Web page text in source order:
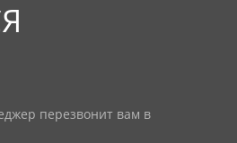
перезвонит вам в